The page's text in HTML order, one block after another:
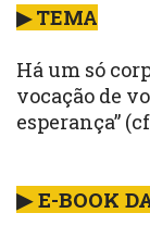
▶ TEMA
Há um só
vocação de
esperança”
▶ E-BOOK